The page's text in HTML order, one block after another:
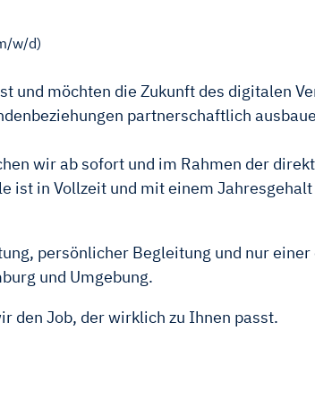
w/d)
und möchten die Zukunft des digitalen
partnerschaftlich
wir ab sofort und im Rahmen der
ist in Vollzeit und mit einem
persönlicher Begleitung und nur einer
und Umgebung.
den Job, der wirklich zu Ihnen passt.